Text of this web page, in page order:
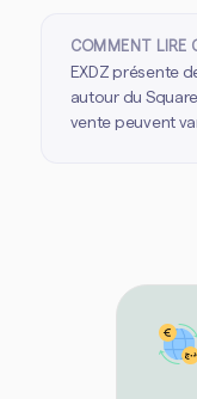
COMMENT LIRE
EXDZ présente
autour du
vente peuvent